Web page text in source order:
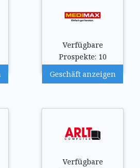
Verfügbare
Prospekte: 10
Geschäft anzeigen
Verfügbare